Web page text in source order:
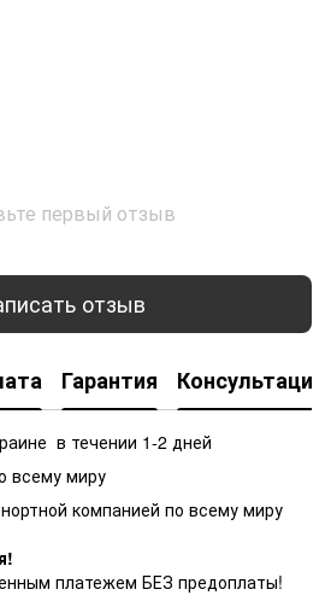
первый отзыв
отзыв
Гарантия Консультация
в течении 1-2 дней
всему миру
компанией по всему миру
платежем БЕЗ предоплаты!